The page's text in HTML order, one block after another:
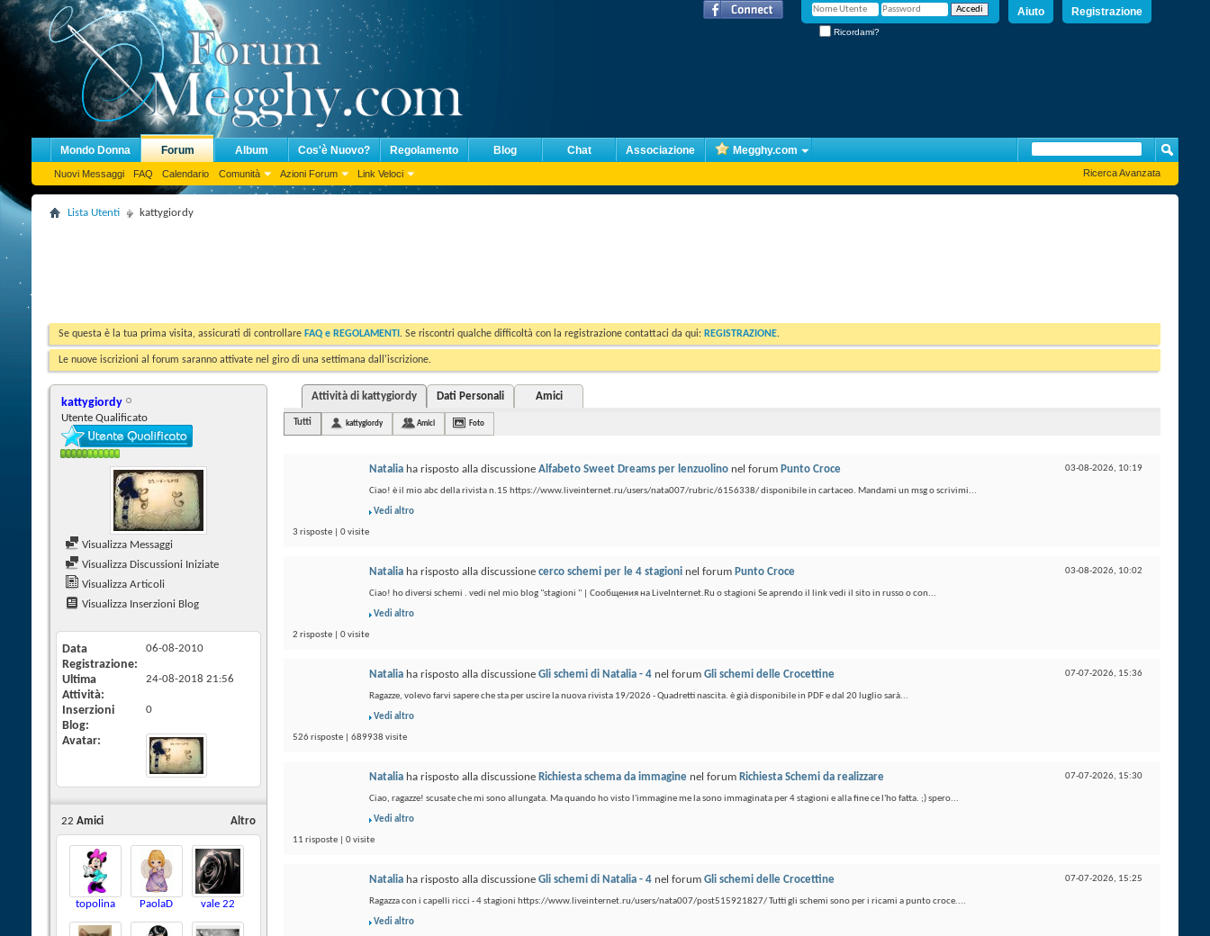
Registrazione
Aiuto
Ricordami?
Mondo Donna Forum
Nuovi Messaggi FAQ Calendario Comunità Azioni Forum Link Veloci
Album Cos'è Nuovo? Regolamento Blog Chat Associazione Megghy.com
Ricerca Avanzata
Lista Utenti kattygiordy
Se questa è la tua prima visita, assicurati di controllare FAQ e REGOLAMENTI . Se riscontri qualche difficoltà con la registrazione contattaci da qui: REGISTRAZIONE.
Le nuove iscrizioni al forum saranno attivate nel giro di una settimana dall'iscrizione.
kattygiordy
Utente Qualificato
Visualizza Messaggi
Visualizza Discussioni Iniziate
Visualizza Articoli
Visualizza Inserzioni Blog
Data
Registrazione
06-08-2010
Ultima
Attività
24-08-2018 21:56
Inserzioni
Blog
0
Avatar
Altro
22 Amici
topolina PaolaD vale 22
Attività di kattygiordy Dati Personali Amici
Tutti kattygiordy Amici Foto
03-08-2026, 10:19
Natalia ha risposto alla discussione Alfabeto Sweet Dreams per lenzuolino nel forum Punto Croce
Ciao! è il mio abc della rivista n.15 https://www.liveinternet.ru/users/nata007/rubric/6156338/ disponibile in cartaceo. Mandami un msg o scrivimi...
Vedi altro
3 risposte | 0 visite
03-08-2026, 10:02
Natalia ha risposto alla discussione cerco schemi per le 4 stagioni nel forum Punto Croce
Ciao! ho diversi schemi . vedi nel mio blog "stagioni " | Сообщения на LiveInternet.Ru о stagioni Se aprendo il link vedi il sito in russo o con...
Vedi altro
2 risposte | 0 visite
07-07-2026, 15:36
Natalia ha risposto alla discussione Gli schemi di Natalia - 4 nel forum Gli schemi delle Crocettine
Ragazze, volevo farvi sapere che sta per uscire la nuova rivista 19/2026 - Quadretti nascita. è già disponibile in PDF e dal 20 luglio sarà...
Vedi altro
526 risposte | 689938 visite
07-07-2026, 15:30
Natalia ha risposto alla discussione Richiesta schema da immagine nel forum Richiesta Schemi da realizzare
Ciao, ragazze! scusate che mi sono allungata. Ma quando ho visto l'immagine me la sono immaginata per 4 stagioni e alla fine ce l'ho fatta. ;) spero...
Vedi altro
11 risposte | 0 visite
07-07-2026, 15:25
Natalia ha risposto alla discussione Gli schemi di Natalia - 4 nel forum Gli schemi delle Crocettine
Ragazza con i capelli ricci - 4 stagioni https://www.liveinternet.ru/users/nata007/post515921827/ Tutti gli schemi sono per i ricami a punto croce....
Vedi altro